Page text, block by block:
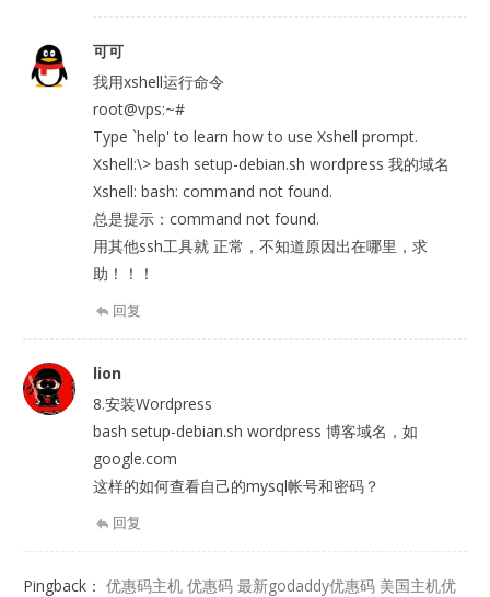
可可
我用xshell运行命令
root@vps:~#
Type `help' to learn how to use Xshell prompt.
Xshell:\> bash setup-debian.sh wordpress 我的域名
Xshell: bash: command not found.
总是提示：command not found.
用其他ssh工具就 正常，不知道原因出在哪里，求
助！！！
回复
lion
8.安装Wordpress
bash setup-debian.sh wordpress 博客域名，如
google.com
这样的如何查看自己的mysql帐号和密码？
回复
Pingback：优惠码主机 优惠码 最新godaddy优惠码 美国主机优